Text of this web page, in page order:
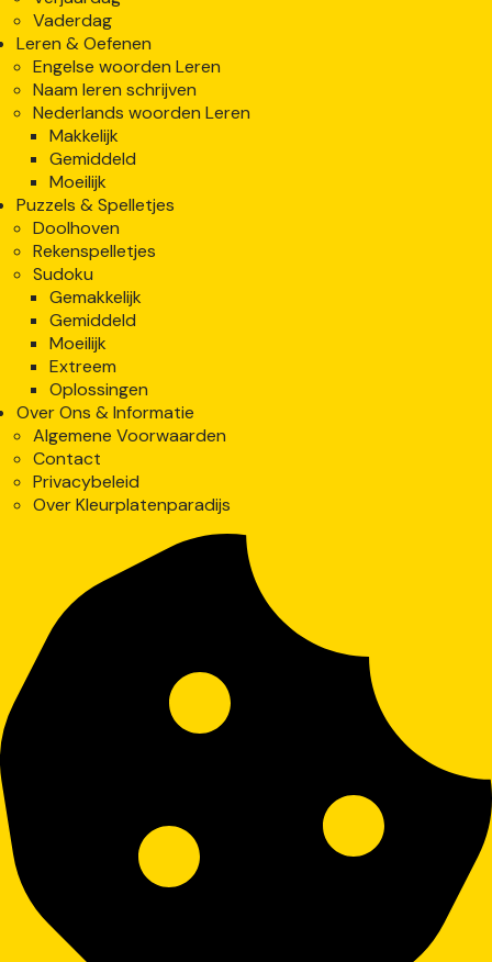
Vaderdag
Leren & Oefenen
Engelse woorden Leren
Naam leren schrijven
Nederlands woorden Leren
Makkelijk
Gemiddeld
Moeilijk
Puzzels & Spelletjes
Doolhoven
Rekenspelletjes
Sudoku
Gemakkelijk
Gemiddeld
Moeilijk
Extreem
Oplossingen
Over Ons & Informatie
Algemene Voorwaarden
Contact
Privacybeleid
Over Kleurplatenparadijs